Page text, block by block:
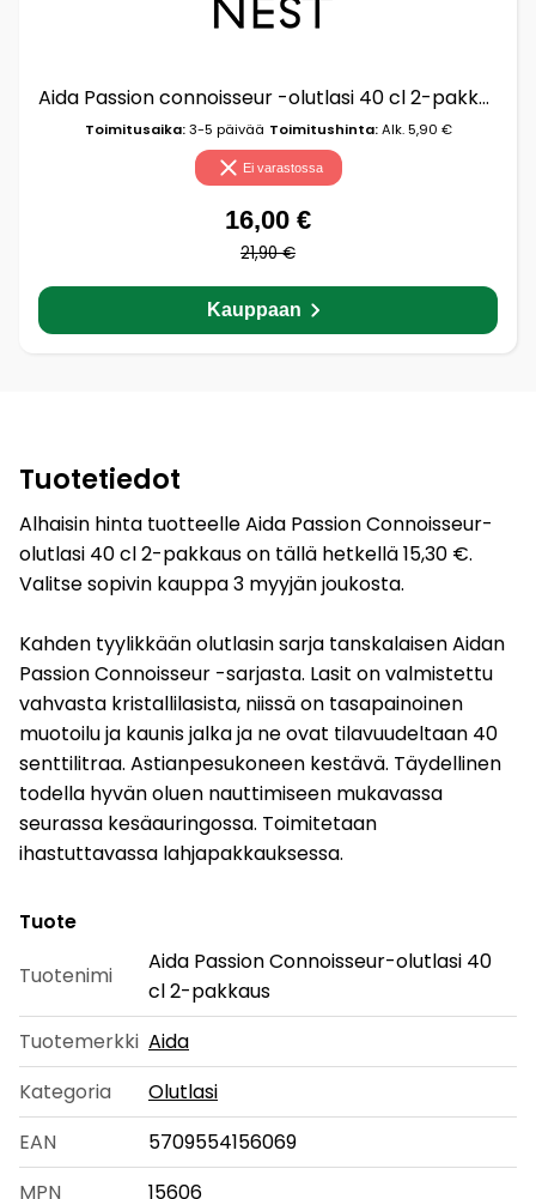
Aida Passion connoisseur -olutlasi 40 cl 2-pakkaus Clear
Toimitusaika:3-5 päivää Toimitushinta:Alk. 5,90 €
Ei varastossa
16,00 €
21,90 €
Kauppaan
Tuotetiedot
Alhaisin hinta tuotteelle Aida Passion Connoisseur-
olutlasi 40 cl 2-pakkaus on tällä hetkellä 15,30 €.
Valitse sopivin kauppa 3 myyjän joukosta.
Kahden tyylikkään olutlasin sarja tanskalaisen Aidan
Passion Connoisseur -sarjasta. Lasit on valmistettu
vahvasta kristallilasista, niissä on tasapainoinen
muotoilu ja kaunis jalka ja ne ovat tilavuudeltaan 40
senttilitraa. Astianpesukoneen kestävä. Täydellinen
todella hyvän oluen nauttimiseen mukavassa
seurassa kesäauringossa. Toimitetaan
ihastuttavassa lahjapakkauksessa.
Tuote
Tuotenimi
Aida Passion Connoisseur-olutlasi 40
cl 2-pakkaus
Tuotemerkki Aida
Kategoria
Olutlasi
EAN
5709554156069
MPN
15606